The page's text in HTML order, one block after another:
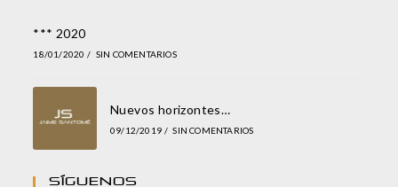
*** 2020
18/01/2020 / SIN COMENTARIOS
Nuevos horizontes…
09/12/2019 / SIN COMENTARIOS
Síguenos